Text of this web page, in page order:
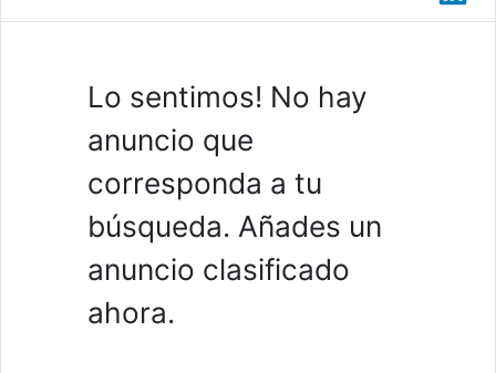
Lo sentimos! No hay
anuncio que
corresponda a tu
búsqueda. Añades un
anuncio clasificado
ahora.